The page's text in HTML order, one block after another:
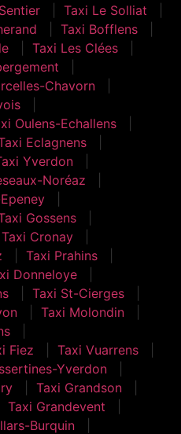
Taxi Le Solliat
Taxi Bofflens
Taxi Les Clées
Chavorn
Oulens-Echallens
Eclagnens
Yverdon
Noréaz
Gossens
Taxi Cronay
Taxi Prahins
Donneloye
Taxi St-Cierges
Taxi Molondin
Fiez
Taxi Vuarrens
Yverdon
Taxi Grandson
Taxi Grandevent
Burquin